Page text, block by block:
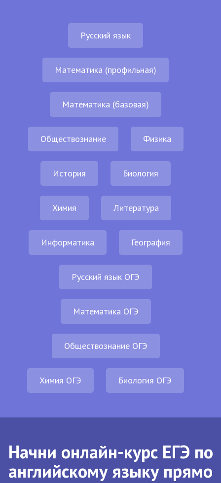
Русский язык
Математика (профильная)
Математика (базовая)
Обществознание Физика
История Биология
Химия Литература
Информатика География
Русский язык ОГЭ
Математика ОГЭ
Обществознание ОГЭ
Химия ОГЭ Биология ОГЭ
Начни онлайн-курс ЕГЭ по
английскому языку прямо